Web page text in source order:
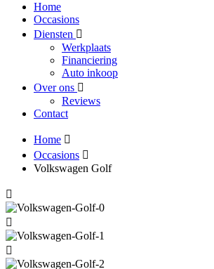
Home
Occasions
Diensten
Werkplaats
Financiering
Auto inkoop
Over ons
Reviews
Contact
Home
Occasions
Volkswagen Golf